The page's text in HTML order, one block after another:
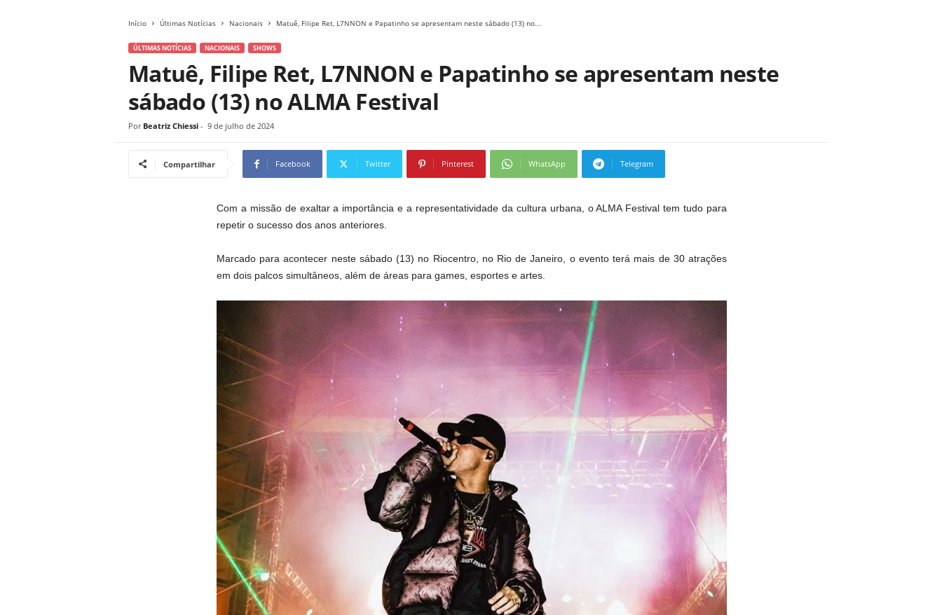
Início Últimas Notícias Nacionais Matuê, Filipe Ret, L7NNON e Papatinho se apresentam neste sábado (13) no...
ÚLTIMAS NOTÍCIAS NACIONAIS SHOWS
Matuê, Filipe Ret, L7NNON e Papatinho se apresentam neste
sábado (13) no ALMA Festival
Por Beatriz Chiessi - 9 de julho de 2024
Compartilhar Facebook Twitter Pinterest WhatsApp Telegram
Com a missão de exaltar a importância e a representatividade da cultura urbana, o ALMA Festival tem tudo para
repetir o sucesso dos anos anteriores.
Marcado para acontecer neste sábado (13) no Riocentro, no Rio de Janeiro, o evento terá mais de 30 atrações
em dois palcos simultâneos, além de áreas para games, esportes e artes.